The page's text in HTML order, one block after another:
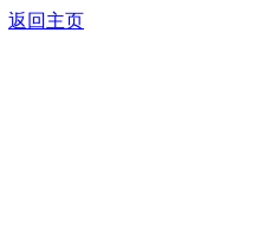
返回主页